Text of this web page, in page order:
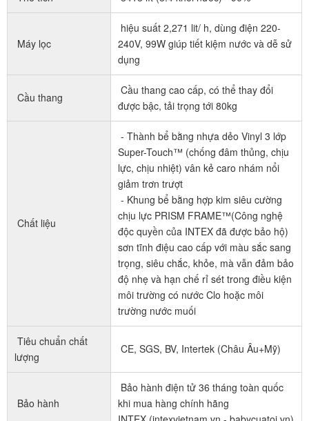
Máy lọc
hiệu suất 2,271 lit/ h, dùng điện 220-
240V, 99W giúp tiết kiệm nước và dễ sử
dụng
Cầu thang
Cầu thang cao cấp, có thể thay đổi
được bậc, tải trọng tới 80kg
Chất liệu
- Thành bể bằng nhựa dẻo Vinyl 3 lớp
Super-Touch™ (chống đâm thủng, chịu
lực, chịu nhiệt) vân kẻ caro nhám nổi
giảm trơn trượt
- Khung bể bằng hợp kim siêu cường
chịu lực PRISM FRAME™(Công nghệ
độc quyền của INTEX đã được bảo hộ)
sơn tĩnh điệu cao cấp với màu sắc sang
trọng, siêu chắc, khỏe, mà vẫn đảm bảo
độ nhẹ và hạn chế rỉ sét trong điều kiện
môi trường có nước Clo hoặc môi
trường nước muối
Tiêu chuẩn chất
lượng
CE, SGS, BV, Intertek (Châu Âu+Mỹ)
Bảo hành
Bảo hành điện tử 36 tháng toàn quốc
khi mua hàng chính hãng